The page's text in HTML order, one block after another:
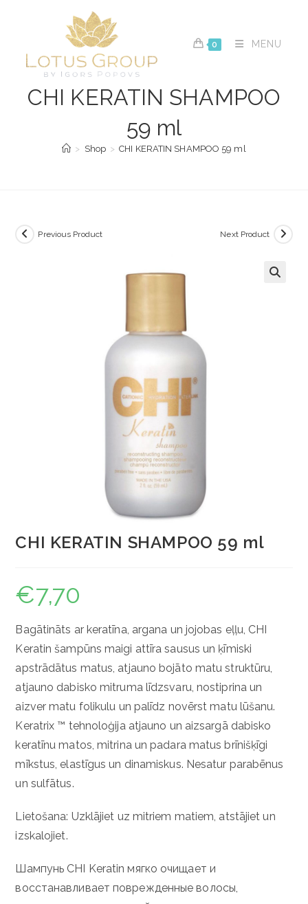
0 MENU
CHI KERATIN SHAMPOO
59 ml
> Shop > CHI KERATIN SHAMPOO 59 ml
Previous Product Next Product
CHI KERATIN SHAMPOO 59 ml
€7,70
Bagātināts ar keratīna, argana un jojobas eļļu, CHI
Keratin šampūns maigi attīra sausus un ķīmiski
apstrādātus matus, atjauno bojāto matu struktūru,
atjauno dabisko mitruma līdzsvaru, nostiprina un
aizver matu folikulu un palīdz novērst matu lūšanu.
Keratrix ™ tehnoloģija atjauno un aizsargā dabisko
keratīnu matos, mitrina un padara matus brīnišķīgi
mīkstus, elastīgus un dinamiskus. Nesatur parabēnus
un sulfātus.
Lietošana: Uzklājiet uz mitriem matiem, atstājiet un
izskalojiet.
Шампунь CHI Keratin мягко очищает и
восстанавливает поврежденные волосы,